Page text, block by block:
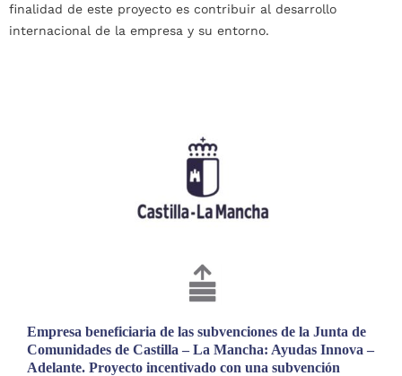
finalidad de este proyecto es contribuir al desarrollo
internacional de la empresa y su entorno.
Empresa beneficiaria de las subvenciones de la Junta de
Comunidades de Castilla – La Mancha: Ayudas Innova –
Adelante. Proyecto incentivado con una subvención